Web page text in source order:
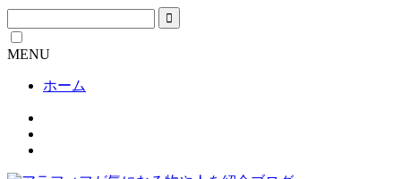
MENU
ホーム